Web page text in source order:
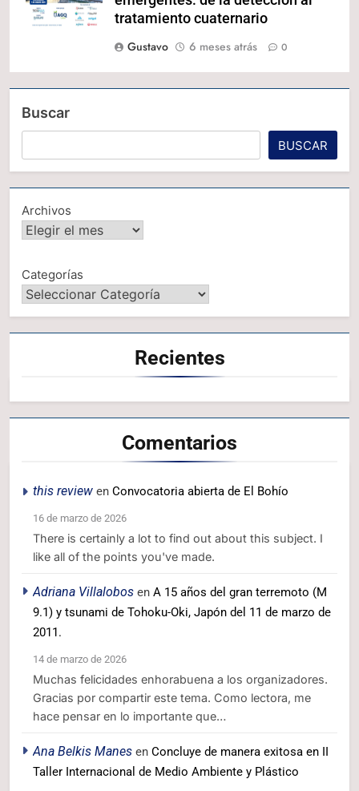
tratamiento cuaternario
Gustavo
6 meses atrás 0
Buscar
BUSCAR
Archivos
Categorías
Recientes
Comentarios
this review en Convocatoria abierta de El Bohío
16 de marzo de 2026
There is certainly a lot to find out about this subject. I
like all of the points you've made.
Adriana Villalobos en A 15 años del gran terremoto (M
9.1) y tsunami de Tohoku-Oki, Japón del 11 de marzo de
2011.
14 de marzo de 2026
Muchas felicidades enhorabuena a los organizadores.
Gracias por compartir este tema. Como lectora, me
hace pensar en lo importante que…
Ana Belkis Manes en Concluye de manera exitosa en II
Taller Internacional de Medio Ambiente y Plástico